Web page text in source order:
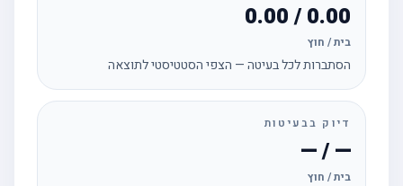
0.00 / 0.00
בית / חוץ
הסתברות לכל בעיטה — הצפי הסטטיסטי לתוצאה
דיוק בבעיטות
— / —
בית / חוץ